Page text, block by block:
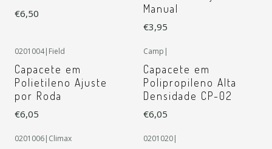
€6,50
Manual
€3,95
0201004| Field
Capacete em
Polietileno Ajuste
por Roda
€6,05
Camp |
Capacete em
Polipropileno Alta
Densidade CP-02
€6,05
0201006| Climax 0201020|